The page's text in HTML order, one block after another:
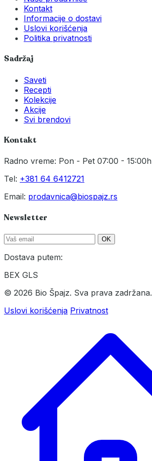
Kontakt
Informacije o dostavi
Uslovi korišćenja
Politika privatnosti
Sadržaj
Saveti
Recepti
Kolekcije
Akcije
Svi brendovi
Kontakt
Radno vreme: Pon - Pet 07:00 - 15:00h
Tel: +381 64 6412721
Email: prodavnica@biospajz.rs
Newsletter
OK
Dostava putem:
BEX GLS
© 2026 Bio Špajz. Sva prava zadržana.
Uslovi korišćenja Privatnost